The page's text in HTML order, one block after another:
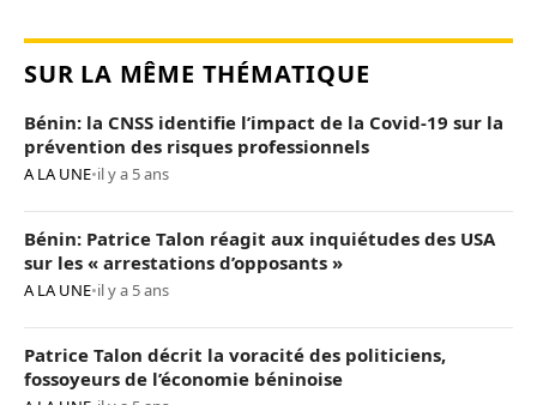
SUR LA MÊME THÉMATIQUE
Bénin: la CNSS identifie l’impact de la Covid-19 sur la
prévention des risques professionnels
A LA UNE•il y a 5 ans
Bénin: Patrice Talon réagit aux inquiétudes des USA
sur les « arrestations d’opposants »
A LA UNE•il y a 5 ans
Patrice Talon décrit la voracité des politiciens,
fossoyeurs de l’économie béninoise